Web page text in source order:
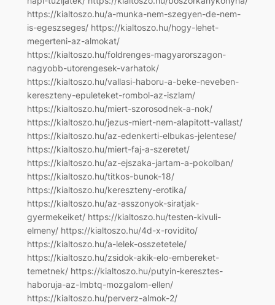
https://kialtoszo.hu/a-munka-nem-szegyen-de-nem-
is-egeszseges/ https://kialtoszo.hu/hogy-lehet-
megerteni-az-almokat/
https://kialtoszo.hu/foldrenges-magyarorszagon-
nagyobb-utorengesek-varhatok/
https://kialtoszo.hu/vallasi-haboru-a-beke-neveben-
kereszteny-epuleteket-rombol-az-iszlam/
https://kialtoszo.hu/miert-szorosodnek-a-nok/
https://kialtoszo.hu/jezus-miert-nem-alapitott-vallast/
https://kialtoszo.hu/az-edenkerti-elbukas-jelentese/
https://kialtoszo.hu/miert-faj-a-szeretet/
https://kialtoszo.hu/az-ejszaka-jartam-a-pokolban/
https://kialtoszo.hu/titkos-bunok-18/
https://kialtoszo.hu/kereszteny-erotika/
https://kialtoszo.hu/az-asszonyok-siratjak-
gyermekeiket/ https://kialtoszo.hu/testen-kivuli-
elmeny/ https://kialtoszo.hu/4d-x-rovidito/
https://kialtoszo.hu/a-lelek-osszetetele/
https://kialtoszo.hu/zsidok-akik-elo-embereket-
temetnek/ https://kialtoszo.hu/putyin-keresztes-
haboruja-az-lmbtq-mozgalom-ellen/
https://kialtoszo.hu/perverz-almok-2/